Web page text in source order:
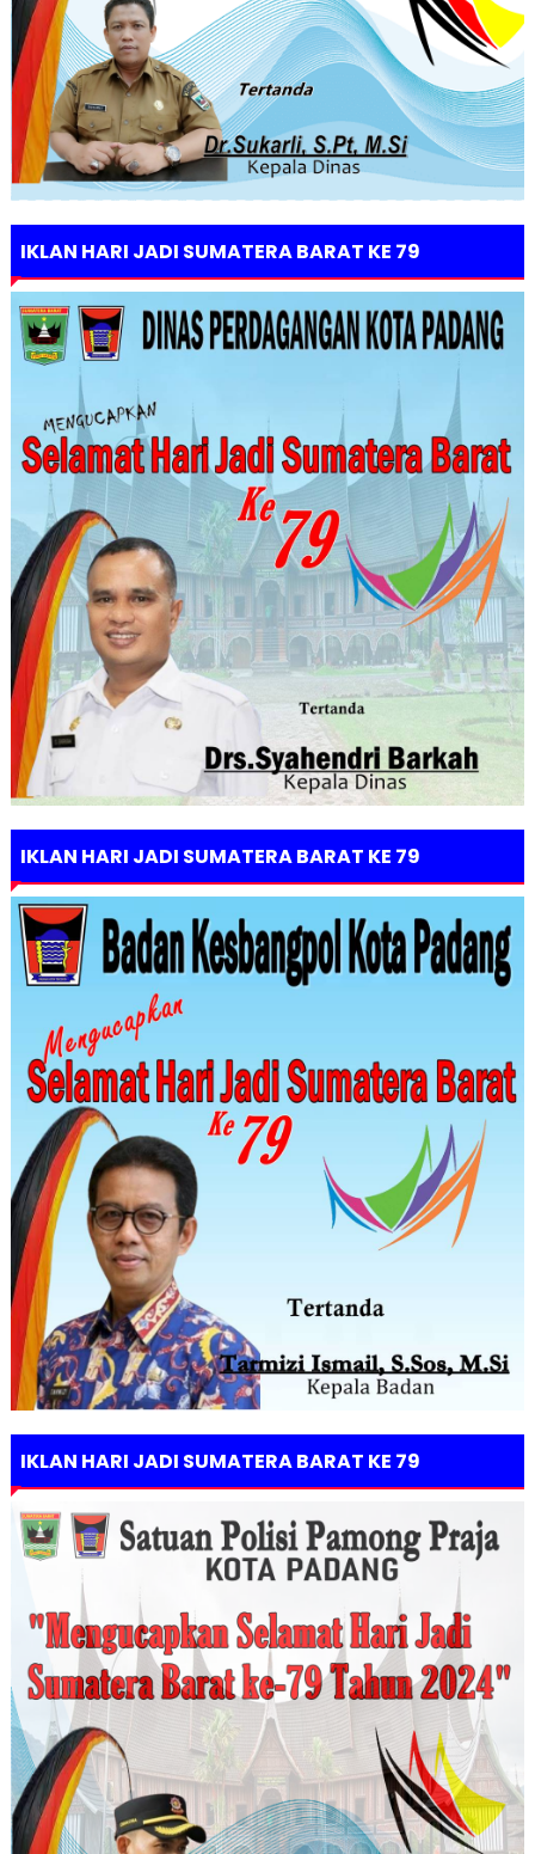
IKLAN HARI JADI SUMATERA BARAT KE 79
IKLAN HARI JADI SUMATERA BARAT KE 79
IKLAN HARI JADI SUMATERA BARAT KE 79